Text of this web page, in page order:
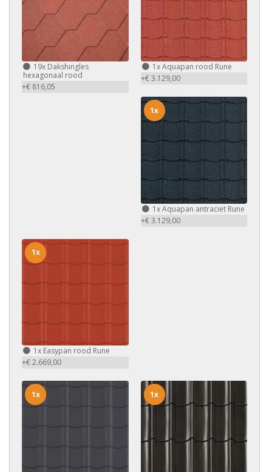
19x Dakshingles
hexagonaal rood
+€ 816,05
1xAquapan rood Rune
+€ 3.129,00
1xAquapan antraciet Rune
+€ 3.129,00
1x
1x Easypan rood Rune
+€ 2.669,00
1x
1x 1x